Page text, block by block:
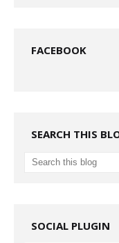
FACEBOOK
SEARCH THIS
SOCIAL PLUGIN